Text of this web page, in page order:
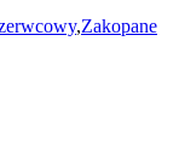
,Zakopane